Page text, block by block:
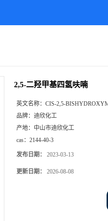
2,5-二羟甲基四氢呋喃
英文名称： CIS-2,5-
品牌： 迪欣化工
产地： 中山市迪欣化工
cas： 2144-40-3
发布日期： 2023-03-13
更新日期： 2026-08-08